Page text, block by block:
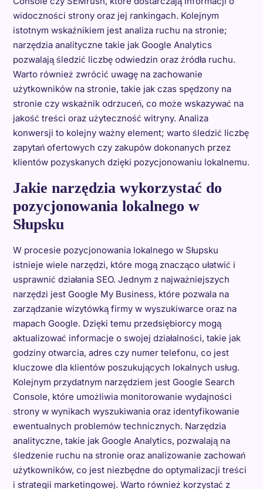
widoczności strony oraz jej rankingach. Kolejnym
istotnym wskaźnikiem jest analiza ruchu na stronie;
narzędzia analityczne takie jak Google Analytics
pozwalają śledzić liczbę odwiedzin oraz źródła ruchu.
Warto również zwrócić uwagę na zachowanie
użytkowników na stronie, takie jak czas spędzony na
stronie czy wskaźnik odrzuceń, co może wskazywać na
jakość treści oraz użyteczność witryny. Analiza
konwersji to kolejny ważny element; warto śledzić liczbę
zapytań ofertowych czy zakupów dokonanych przez
klientów pozyskanych dzięki pozycjonowaniu lokalnemu.
Jakie narzędzia wykorzystać do
pozycjonowania lokalnego w
Słupsku
W procesie pozycjonowania lokalnego w Słupsku
istnieje wiele narzędzi, które mogą znacząco ułatwić i
usprawnić działania SEO. Jednym z najważniejszych
narzędzi jest Google My Business, które pozwala na
zarządzanie wizytówką firmy w wyszukiwarce oraz na
mapach Google. Dzięki temu przedsiębiorcy mogą
aktualizować informacje o swojej działalności, takie jak
godziny otwarcia, adres czy numer telefonu, co jest
kluczowe dla klientów poszukujących lokalnych usług.
Kolejnym przydatnym narzędziem jest Google Search
Console, które umożliwia monitorowanie wydajności
strony w wynikach wyszukiwania oraz identyfikowanie
ewentualnych problemów technicznych. Narzędzia
analityczne, takie jak Google Analytics, pozwalają na
śledzenie ruchu na stronie oraz analizowanie zachowań
użytkowników, co jest niezbędne do optymalizacji treści
i strategii marketingowej. Warto również korzystać z